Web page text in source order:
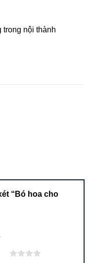
trong nội thành
“Bó hoa cho